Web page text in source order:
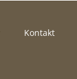
Kontakt